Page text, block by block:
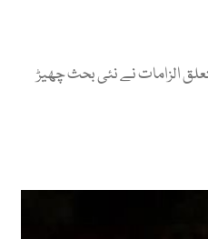
الزامات نے نئی بحث چھیڑ